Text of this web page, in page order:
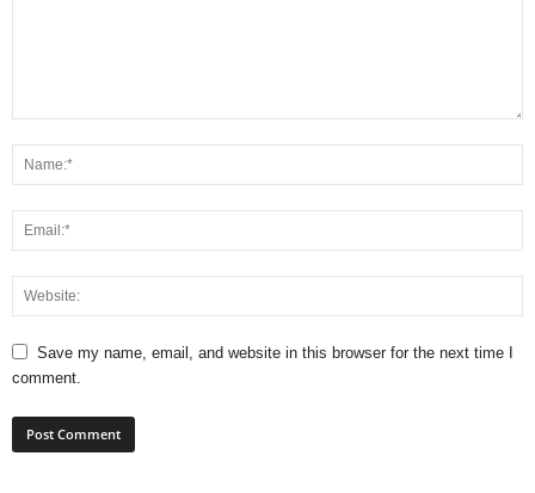
Save my name, email, and website in this browser for the next time I
comment.